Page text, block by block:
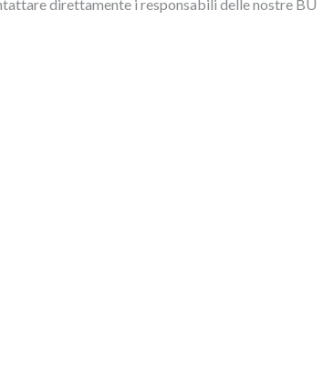
direttamente i responsabili delle nostre BU